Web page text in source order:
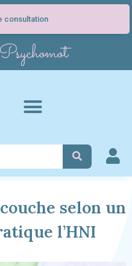
consultation
selon un
l’HNI